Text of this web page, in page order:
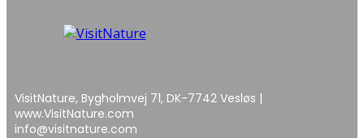
VisitNature, Bygholmvej 71, DK-7742 Vesløs |
www.VisitNature.com
info@visitnature.com